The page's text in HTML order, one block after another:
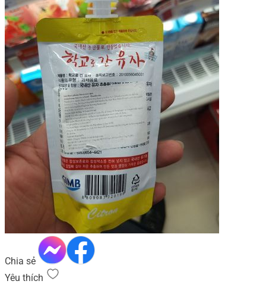
Chia sẻ
Yêu thích